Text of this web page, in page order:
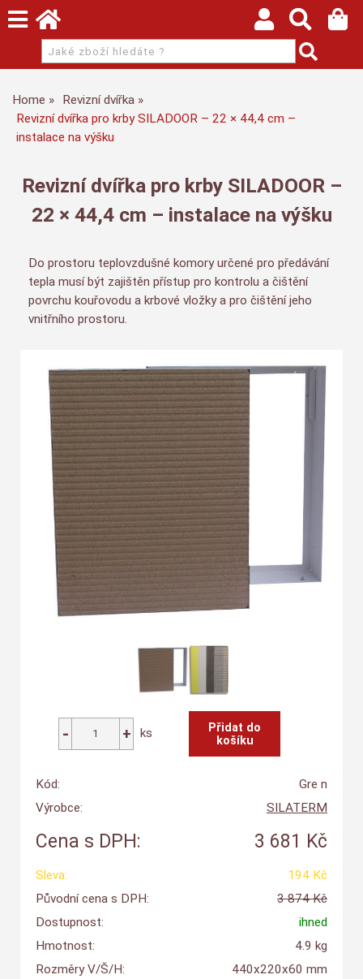
Home
Revizní dvířka
Revizní dvířka pro krby SILADOOR – 22 × 44,4 cm –
instalace na výšku
Revizní dvířka pro krby SILADOOR –
22 × 44,4 cm – instalace na výšku
Do prostoru teplovzdušné komory určené pro předávání
tepla musí být zajištěn přístup pro kontrolu a čištění
povrchu kouřovodu a krbové vložky a pro čištění jeho
vnitřního prostoru.
ks
Kód:
Gre n
Výrobce:
SILATERM
Cena s DPH: 3 681 Kč
Sleva:
194 Kč
Původní cena s DPH:
3 874 Kč
Dostupnost:
ihned
Hmotnost:
4.9 kg
Rozměry V/Š/H:
440x220x60 mm